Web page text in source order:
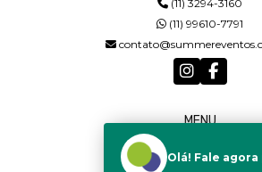
(11) 3294-3160
(11) 99610-7791
MENU
QUEM SOMOS
Olá! Fale